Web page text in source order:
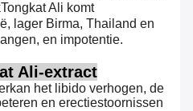
Ali komt
lager Birma, Thailand en
en impotentie.
Ali-extract
kan het libido verhogen, de
en erectiestoornissen